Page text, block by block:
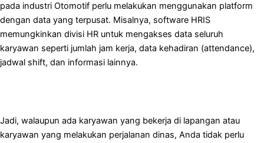
pada industri Otomotif perlu melakukan menggunakan platform
dengan data yang terpusat. Misalnya, software HRIS
memungkinkan divisi HR untuk mengakses data seluruh
karyawan seperti jumlah jam kerja, data kehadiran (attendance),
jadwal shift, dan informasi lainnya.
Jadi, walaupun ada karyawan yang bekerja di lapangan atau
karyawan yang melakukan perjalanan dinas, Anda tidak perlu